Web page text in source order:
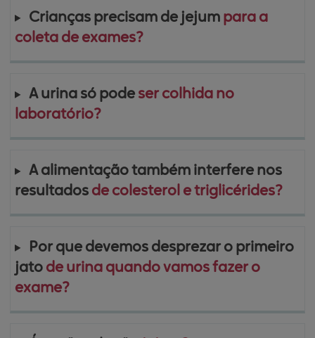
Crianças precisam de jejum para a
coleta de exames?
A urina só pode ser colhida no
laboratório?
A alimentação também interfere nos
resultados de colesterol e triglicérides?
Por que devemos desprezar o primeiro
jato de urina quando vamos fazer o
exame?